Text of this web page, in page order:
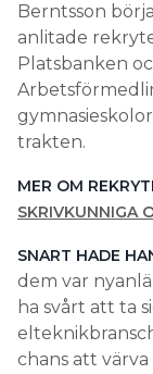
Berntsson
anlitade
Platsbanken
trakten.
MER OM
SKRIVKUNNIGA
SNART HADE
dem var
ha svårt att ta
chans att